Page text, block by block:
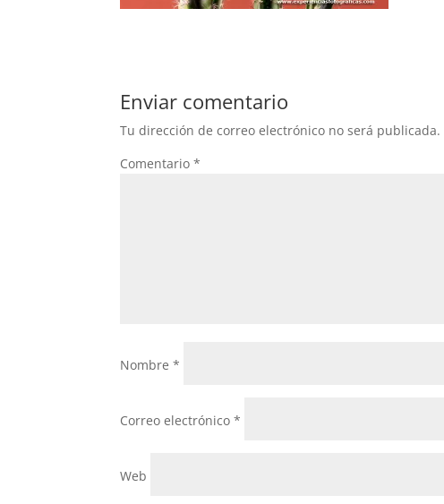
Enviar comentario
Tu dirección de correo electrónico no será publicada.
Comentario*
Nombre*
Correo electrónico*
Web